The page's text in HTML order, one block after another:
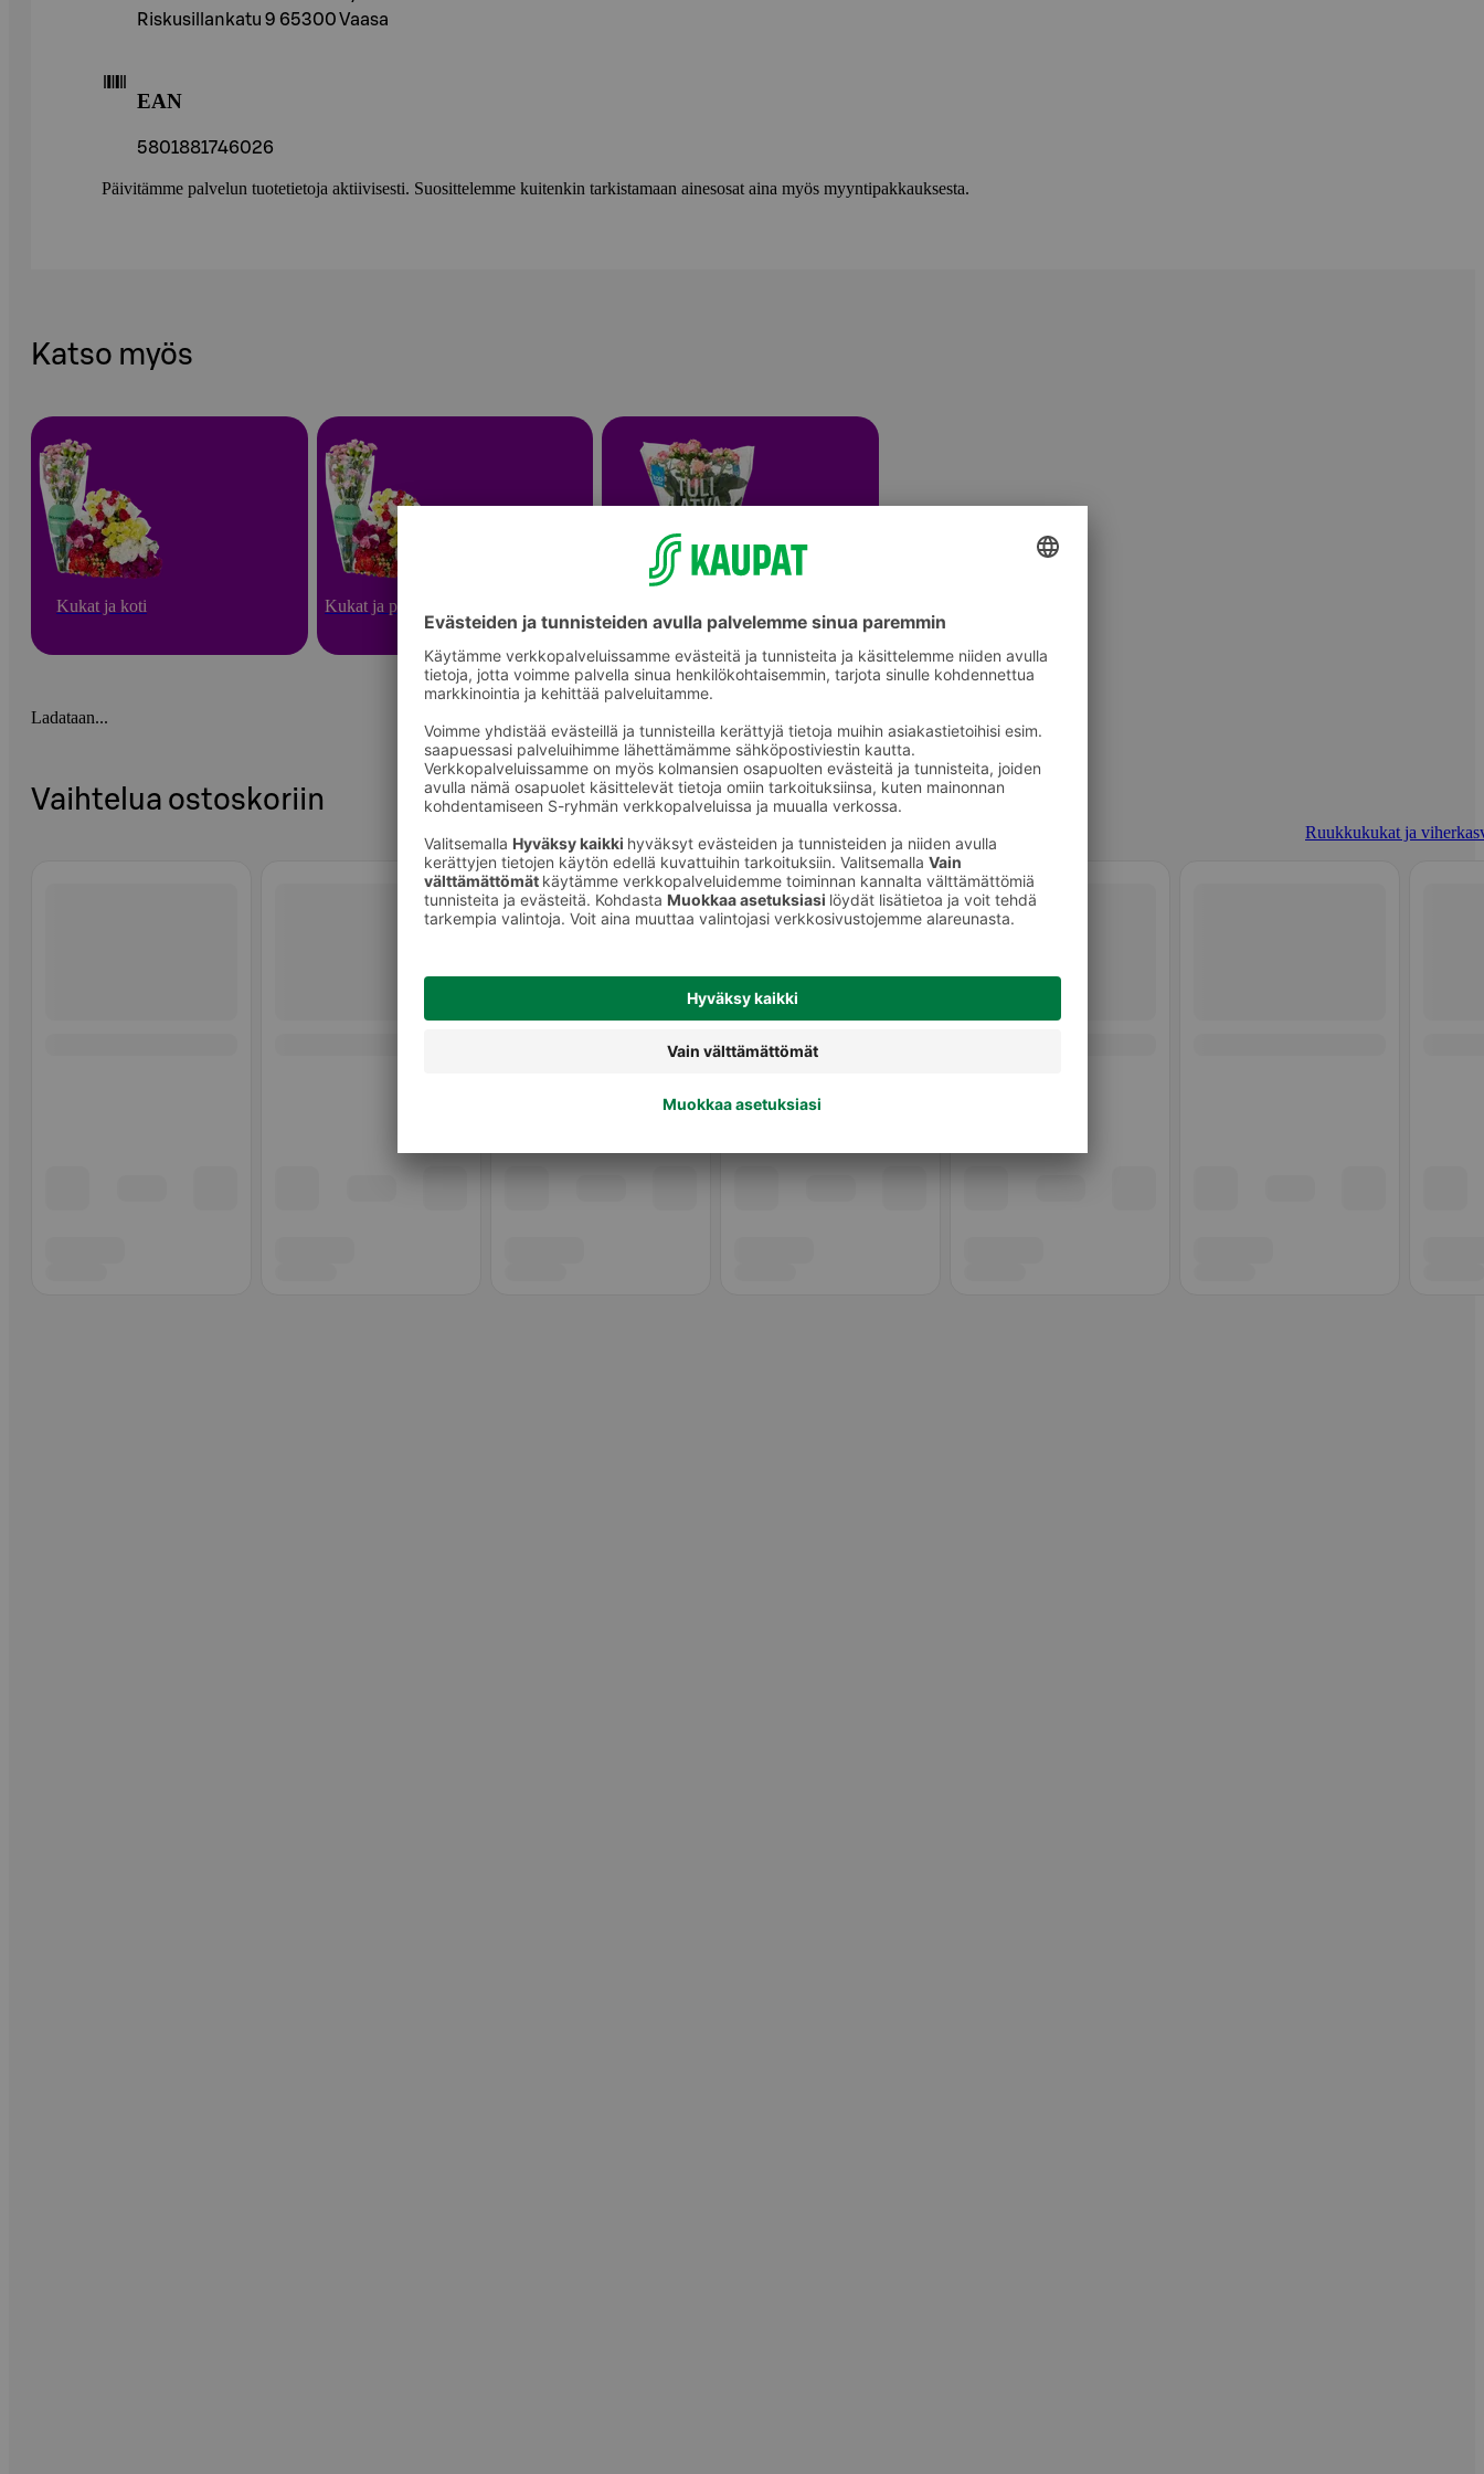
Riskusillankatu 9 65300 Vaasa
EAN
5801881746026
Päivitämme palvelun tuotetietoja aktiivisesti. Suosittelemme kuitenkin tarkistamaan ainesosat aina myös myyntipakkauksesta.
Katso myös
Kukat ja koti Kukat ja puutarha
Ladataan...
Vaihtelua ostoskoriin
Ruukkukukat ja